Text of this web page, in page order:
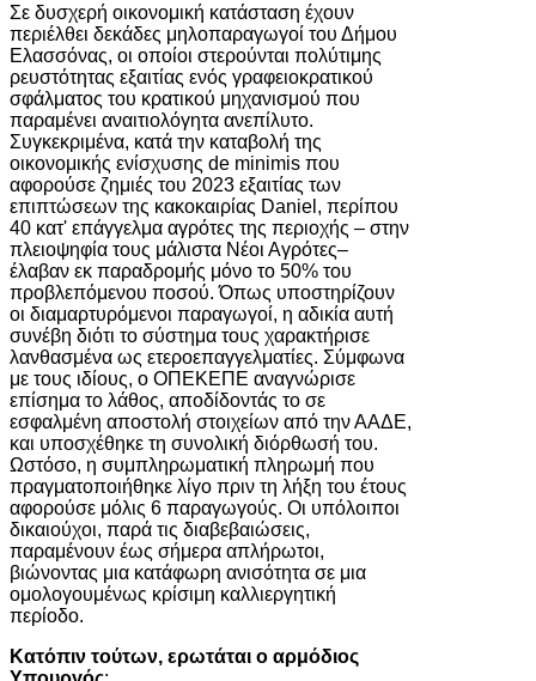
Σε δυσχερή οικονομική κατάσταση έχουν
περιέλθει δεκάδες μηλοπαραγωγοί του Δήμου
Ελασσόνας, οι οποίοι στερούνται πολύτιμης
ρευστότητας εξαιτίας ενός γραφειοκρατικού
σφάλματος του κρατικού μηχανισμού που
παραμένει αναιτιολόγητα ανεπίλυτο.
Συγκεκριμένα, κατά την καταβολή της
οικονομικής ενίσχυσης de minimis που
αφορούσε ζημιές του 2023 εξαιτίας των
επιπτώσεων της κακοκαιρίας Daniel, περίπου
40 κατ' επάγγελμα αγρότες της περιοχής – στην
πλειοψηφία τους μάλιστα Νέοι Αγρότες–
έλαβαν εκ παραδρομής μόνο το 50% του
προβλεπόμενου ποσού. Όπως υποστηρίζουν
οι διαμαρτυρόμενοι παραγωγοί, η αδικία αυτή
συνέβη διότι το σύστημα τους χαρακτήρισε
λανθασμένα ως ετεροεπαγγελματίες. Σύμφωνα
με τους ιδίους, ο ΟΠΕΚΕΠΕ αναγνώρισε
επίσημα το λάθος, αποδίδοντάς το σε
εσφαλμένη αποστολή στοιχείων από την ΑΑΔΕ,
και υποσχέθηκε τη συνολική διόρθωσή του.
Ωστόσο, η συμπληρωματική πληρωμή που
πραγματοποιήθηκε λίγο πριν τη λήξη του έτους
αφορούσε μόλις 6 παραγωγούς. Οι υπόλοιποι
δικαιούχοι, παρά τις διαβεβαιώσεις,
παραμένουν έως σήμερα απλήρωτοι,
βιώνοντας μια κατάφωρη ανισότητα σε μια
ομολογουμένως κρίσιμη καλλιεργητική
περίοδο.
Κατόπιν τούτων, ερωτάται ο αρμόδιος